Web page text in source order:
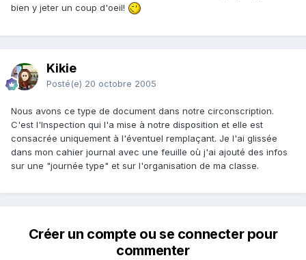
bien y jeter un coup d'oeil!
Kikie
Posté(e) 20 octobre 2005
Nous avons ce type de document dans notre circonscription.
C'est l'Inspection qui l'a mise à notre disposition et elle est
consacrée uniquement à l'éventuel remplaçant. Je l'ai glissée
dans mon cahier journal avec une feuille où j'ai ajouté des infos
sur une "journée type" et sur l'organisation de ma classe.
Créer un compte ou se connecter pour
commenter